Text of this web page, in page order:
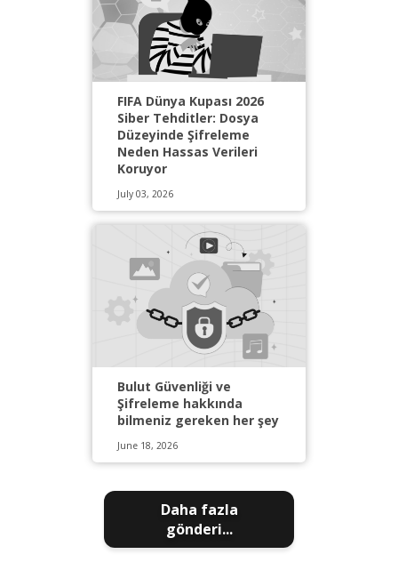
FIFA Dünya Kupası 2026
Siber Tehditler: Dosya
Düzeyinde Şifreleme
Neden Hassas Verileri
Koruyor
July 03, 2026
Bulut Güvenliği ve
Şifreleme hakkında
bilmeniz gereken her şey
June 18, 2026
Daha fazla
gönderi...